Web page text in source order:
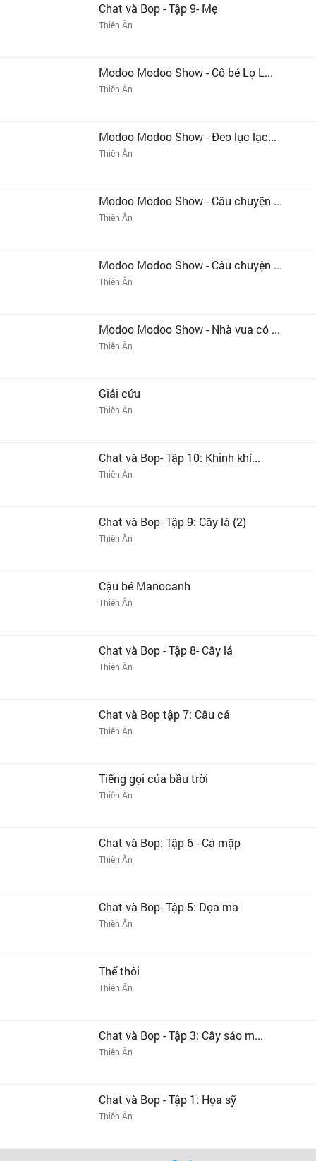
Chat và Bop - Tập 9- Mẹ
Thiên Ân
Modoo Modoo Show - Cô bé Lọ L...
Thiên Ân
Modoo Modoo Show - Đeo lục lạc...
Thiên Ân
Modoo Modoo Show - Câu chuyện ...
Thiên Ân
Modoo Modoo Show - Câu chuyện ...
Thiên Ân
Modoo Modoo Show - Nhà vua có ...
Thiên Ân
Giải cứu
Thiên Ân
Chat và Bop- Tập 10: Khinh khí...
Thiên Ân
Chat và Bop- Tập 9: Cây lá (2)
Thiên Ân
Cậu bé Manocanh
Thiên Ân
Chat và Bop - Tập 8- Cây lá
Thiên Ân
Chat và Bop tập 7: Câu cá
Thiên Ân
Tiếng gọi của bầu trời
Thiên Ân
Chat và Bop: Tập 6 - Cá mập
Thiên Ân
Chat và Bop- Tập 5: Dọa ma
Thiên Ân
Thế thôi
Thiên Ân
Chat và Bop - Tập 3: Cây sáo m...
Thiên Ân
Chat và Bop - Tập 1: Họa sỹ
Thiên Ân